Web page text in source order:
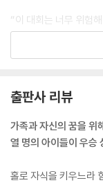
“이 대회는 너무 위험
하루마가 큰 소리로 외
하루마는 마음을 진정시
“이 대회의 상금은 10
돈이라고. 심지어 아이
--- p.52
출판사 리뷰
가족과 자신의 꿈을 위
열 명의 아이들이 우승
홀로 자식을 키우느라